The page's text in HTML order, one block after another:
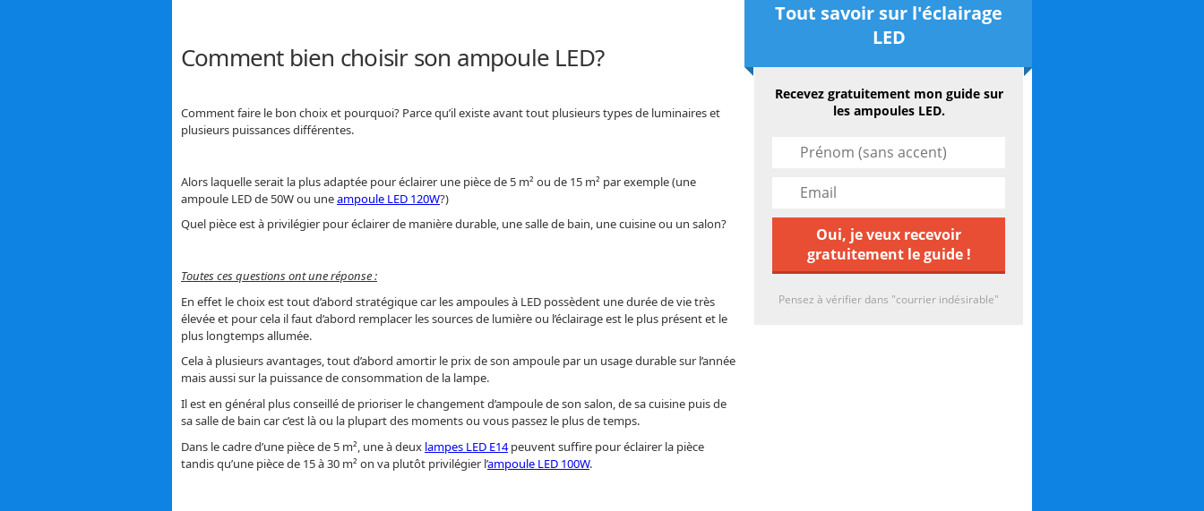
Comment bien choisir son ampoule LED?
Comment faire le bon choix et pourquoi? Parce qu’il existe avant tout plusieurs types de luminaires et
plusieurs puissances différentes.
Alors laquelle serait la plus adaptée pour éclairer une pièce de 5 m² ou de 15 m² par exemple (une
ampoule LED de 50W ou uneampoule LED 120W?)
Quel pièce est à privilégier pour éclairer de manière durable, une salle de bain, une cuisine ou un salon?
Toutes ces questions ont une réponse :
En effet le choix est tout d’abord stratégique car les ampoules à LED possèdent une durée de vie très
élevée et pour cela il faut d’abord remplacer les sources de lumière ou l’éclairage est le plus présent et le
plus longtemps allumée.
Cela à plusieurs avantages, tout d’abord amortir le prix de son ampoule par un usage durable sur l’année
mais aussi sur la puissance de consommation de la lampe.
Il est en général plus conseillé de prioriser le changement d’ampoule de son salon, de sa cuisine puis de
sa salle de bain car c’est là ou la plupart des moments ou vous passez le plus de temps.
Dans le cadre d’une pièce de 5 m², une à deux lampes LED E14peuvent suffire pour éclairer la pièce
tandis qu’une pièce de 15 à 30 m² on va plutôt privilégier l’ampoule LED 100W.
Tout savoir sur l'éclairage
LED
Recevez gratuitement mon guide sur
les ampoules LED.
Pensez à vérifier dans "courrier indésirable"